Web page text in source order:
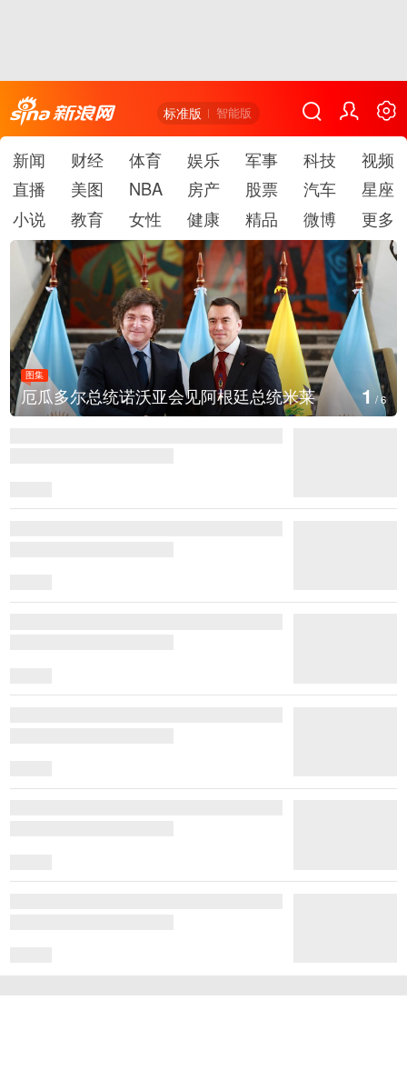
标准版 智能版
新闻 财经 体育 娱乐 军事 科技
视频
直播
美图 NBA 房产 股票 汽车
星座
小说
教育 女性 健康 精品 微博 更多
图集
美国斯波坎：野火烧毁700多所房屋 2/6